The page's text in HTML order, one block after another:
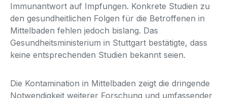
Immunantwort auf Impfungen. Konkrete Studien zu
den gesundheitlichen Folgen für die Betroffenen in
Mittelbaden fehlen jedoch bislang. Das
Gesundheitsministerium in Stuttgart bestätigte, dass
keine entsprechenden Studien bekannt seien.
Die Kontamination in Mittelbaden zeigt die dringende
Notwendigkeit weiterer Forschung und umfassender